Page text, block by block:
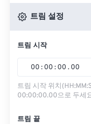
트림 설정
트림 시작
00 : 00 : 00 . 00
트림 시작 위치
00:00:00.00으로 두세
트림 끝